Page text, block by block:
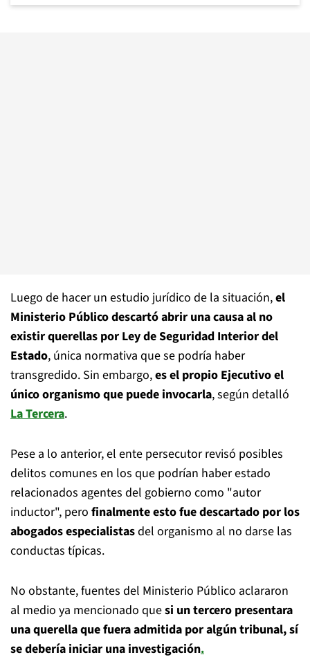
Luego de hacer un estudio jurídico de la situación,el
Ministerio Público descartó abrir una causa al no
existir querellas por Ley de Seguridad Interior del
Estado, única normativa que se podría haber
transgredido. Sin embargo,es el propio Ejecutivo el
único organismo que puede invocarla, según detalló
La Tercera.
Pese a lo anterior, el ente persecutor revisó posibles
delitos comunes en los que podrían haber estado
relacionados agentes del gobierno como "autor
inductor", pero finalmente esto fue descartado por los
abogados especialistasdel organismo al no darse las
conductas típicas.
No obstante, fuentes del Ministerio Público aclararon
al medio ya mencionado quesi un tercero presentara
una querella que fuera admitida por algún tribunal, sí
se debería iniciar una investigación.